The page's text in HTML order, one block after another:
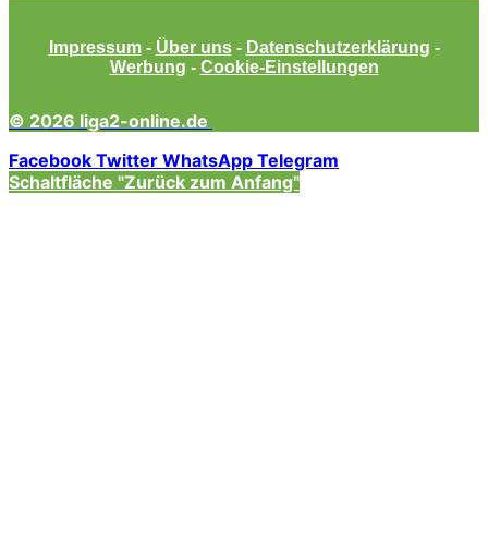
Impressum - Über uns - Datenschutzerklärung -
Werbung - Cookie-Einstellungen
© 2026 liga2-online.de
Facebook Twitter WhatsApp Telegram
Schaltfläche "Zurück zum Anfang"